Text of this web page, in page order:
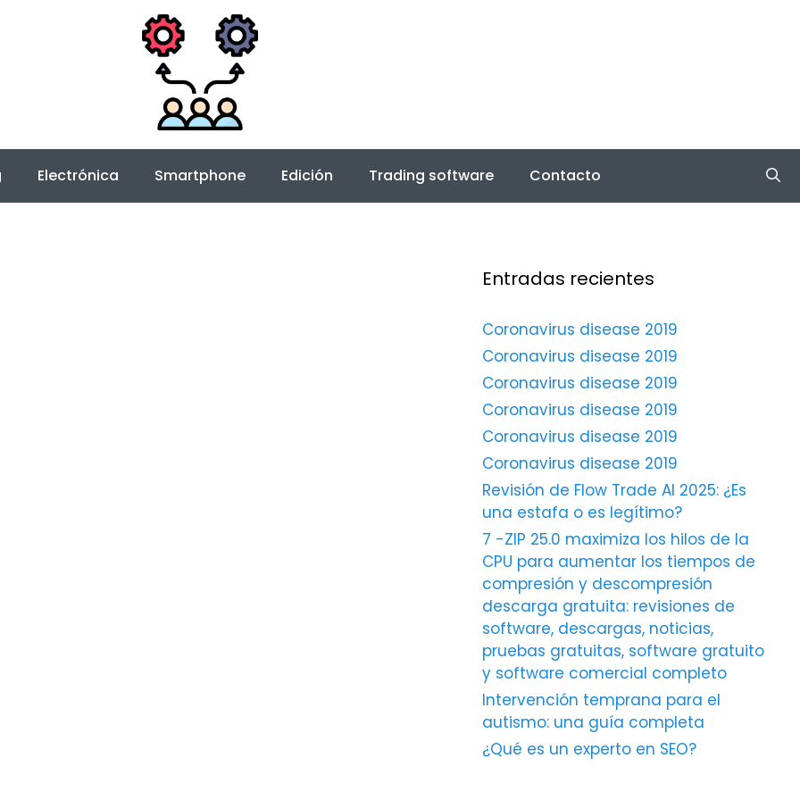
Electrónica Smartphone Edición Trading software Contacto
Entradas recientes
Coronavirus disease 2019
Coronavirus disease 2019
Coronavirus disease 2019
Coronavirus disease 2019
Coronavirus disease 2019
Coronavirus disease 2019
Revisión de Flow Trade AI 2025: ¿Es
una estafa o es legítimo?
7 -ZIP 25.0 maximiza los hilos de la
CPU para aumentar los tiempos de
compresión y descompresión
descarga gratuita: revisiones de
software, descargas, noticias,
pruebas gratuitas, software gratuito
y software comercial completo
Intervención temprana para el
autismo: una guía completa
¿Qué es un experto en SEO?